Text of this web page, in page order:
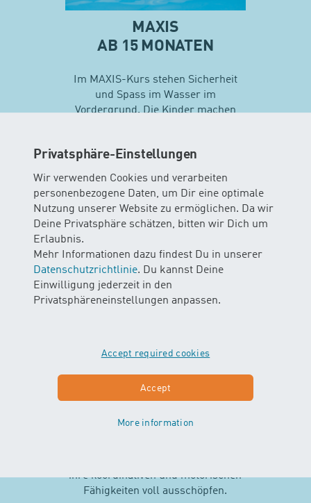
Privatsphäre-Einstellungen
Wir verwenden Cookies und verarbeiten
personenbezogene Daten, um Dir eine optimale
Nutzung unserer Website zu ermöglichen. Da wir
Deine Privatsphäre schätzen, bitten wir Dich um
Erlaubnis.
Mehr Informationen dazu findest Du in unserer
Datenschutzrichtlinie. Du kannst Deine
Einwilligung jederzeit in den
Privatsphäreneinstellungen anpassen.
Accept required cookies
Accept
More information
MAXIS
AB 15 MONATEN
Im MAXIS-Kurs stehen Sicherheit
und Spass im Wasser im
Vordergrund. Die Kinder machen
Schwimmtechniken…
Mehr zu Maxis
MASTERS
AB 2.5 JAHREN
ihre koordinativen und motorischen
Fähigkeiten voll ausschöpfen.